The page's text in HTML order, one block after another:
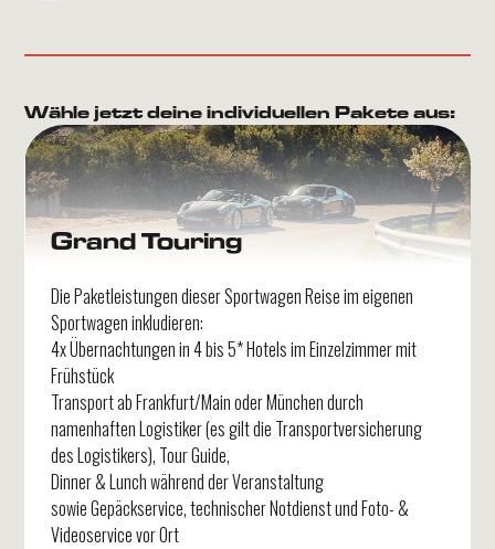
Wähle jetzt deine individuellen Pakete aus:
Grand Touring
Die Paketleistungen dieser Sportwagen Reise im eigenen
Sportwagen inkludieren:
4x Übernachtungen in 4 bis 5* Hotels im Einzelzimmer mit
Frühstück
Transport ab Frankfurt/Main oder München durch
namenhaften Logistiker (es gilt die Transportversicherung
des Logistikers), Tour Guide,
Dinner & Lunch während der Veranstaltung
sowie Gepäckservice, technischer Notdienst und Foto- &
Videoservice vor Ort